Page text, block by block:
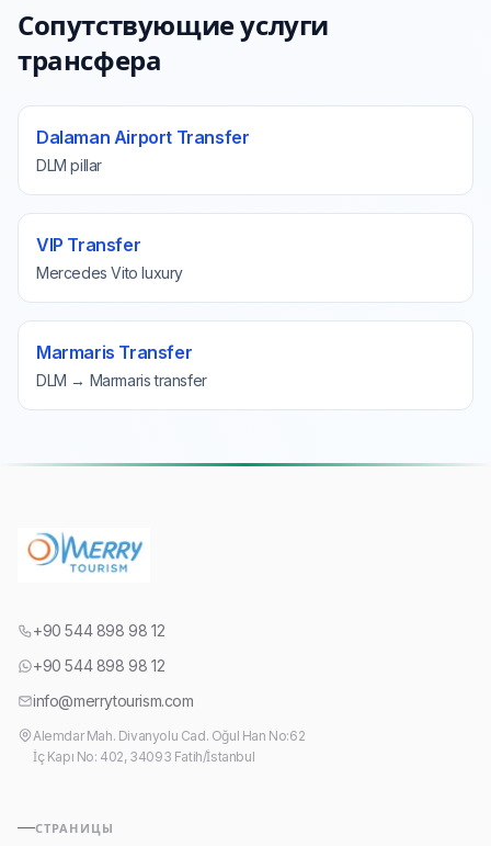
Сопутствующие услуги
трансфера
Dalaman Airport Transfer
DLM pillar
VIP Transfer
Mercedes Vito luxury
Marmaris Transfer
DLM → Marmaris transfer
+90 544 898 98 12
+90 544 898 98 12
info@merrytourism.com
Alemdar Mah. Divanyolu Cad. Oğul Han No:62
İç Kapı No: 402, 34093 Fatih/İstanbul
СТРАНИЦЫ